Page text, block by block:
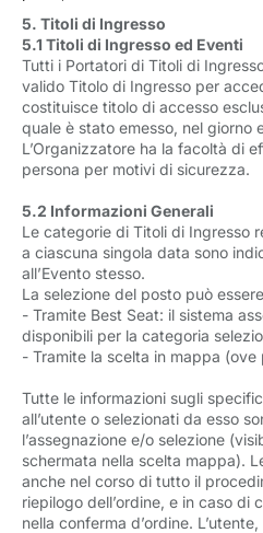
5. Titoli di Ingresso
5.1 Titoli di Ingresso ed Eventi
Tutti i Portatori di Titoli di
valido Titolo di Ingresso per
costituisce titolo di accesso
quale è stato emesso, nel giorno
L’Organizzatore ha la facoltà di
persona per motivi di sicurezza.
5.2 Informazioni Generali
Le categorie di Titoli di Ingresso
a ciascuna singola data sono
all’Evento stesso.
La selezione del posto può
- Tramite Best Seat: il sistema
disponibili per la categoria
- Tramite la scelta in mappa (ove
Tutte le informazioni sugli
all’utente o selezionati da esso
l’assegnazione e/o selezione
schermata nella scelta mappa).
anche nel corso di tutto il
riepilogo dell’ordine, e in caso di
nella conferma d’ordine.